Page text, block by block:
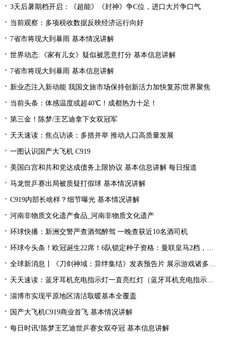
3天后暑期档开启：《超能》《封神》争C位，进口大片争口气
当前观察：多项税收数据反映经济运行向好
7省市将现大到暴雨 基本情况讲解
世界动态:《家有儿女》疑似被恶意打分 基本信息讲解
7省市将现大到暴雨 基本信息讲解
新业态注入新动能 我国文旅市场保持创新活力加快复苏|世界聚焦
当前头条：体感温度或超40℃！成都热力十足！
第三金！陈梦/王艺迪拿下女双冠军
天天速读：焦点访谈：多措并举 推动人口高质量发展
一图认识国产大飞机 C919
美国白宫和共和党达成债务上限协议 基本信息讲解 每日报道
马龙世乒赛出局被质疑打假球 基本情况讲解
C919内部长啥样？细节曝光 基本情况讲解
河南非物质文化遗产食品_河南非物质文化遗产
环球快播：新洲交警严查酒驾醉驾 一晚查获近10名酒司机
环球今头条！欧冠诞生22席！6队锁定种子资格：曼联皇马2档，酝酿死亡之组
全球新消息丨《刀剑神域：异绊集结》发表预告片 展示游戏诸多玩法
天天速读：蓝牙耳机充电指示灯一直亮红灯（蓝牙耳机充电指示灯）
淄博市实现平原地区清洁取暖基本全覆盖
国产大飞机C919商业首飞 基本情况讲解
每日时讯!陈梦王艺迪世乒赛女双夺冠 基本信息讲解